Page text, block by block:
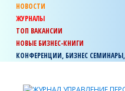
НОВОСТИ
ЖУРНАЛЫ
ТОП ВАКАНСИИ
НОВЫЕ БИЗНЕС-КНИГИ
КОНФЕРЕНЦИИ, БИЗНЕС